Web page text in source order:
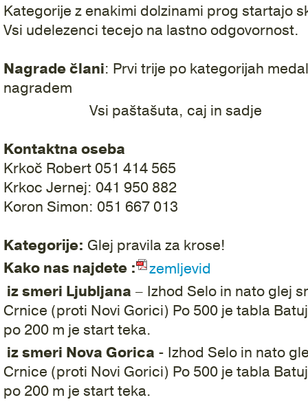
Kategorije z enakimi dolzinami prog startajo
Vsi udelezenci tecejo na lastno odgovornost.
Nagrade člani: Prvi trije po kategorijah
nagradem
Vsi paštašuta, caj in sadje
Kontaktna oseba
Krkoč Robert 051 414 565
Krkoc Jernej: 041 950 882
Koron Simon: 051 667 013
Kategorije: Glej pravila za krose!
Kako nas najdete :
zemljevid
iz smeri Ljubljana – Izhod Selo in nato glej
Crnice (proti Novi Gorici) Po 500 je tabla
po 200 m je start teka.
iz smeri Nova Gorica - Izhod Selo in nato
Crnice (proti Novi Gorici) Po 500 je tabla
po 200 m je start teka.